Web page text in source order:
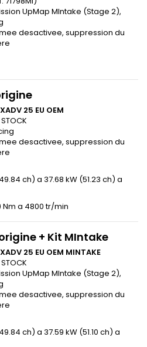
UpMap MIntake (Stage 2),
desactivee, suppression du
XADV 25 EU OEM
STOCK
desactivee, suppression du
ch) a 37.68 kW (51.23 ch) a
Nm a 4800 tr/min
+ Kit MIntake
XADV 25 EU OEM MINTAKE
STOCK
UpMap MIntake (Stage 2),
desactivee, suppression du
ch) a 37.59 kW (51.10 ch) a